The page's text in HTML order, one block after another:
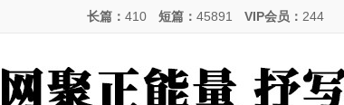
长篇： 410 短篇： 45891 VIP会员： 244